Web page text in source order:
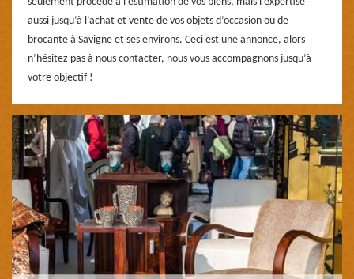
aussi jusqu’à l’achat et vente de vos objets d’occasion ou de
brocante à Savigne et ses environs. Ceci est une annonce, alors
n’hésitez pas à nous contacter, nous vous accompagnons jusqu’à
votre objectif !